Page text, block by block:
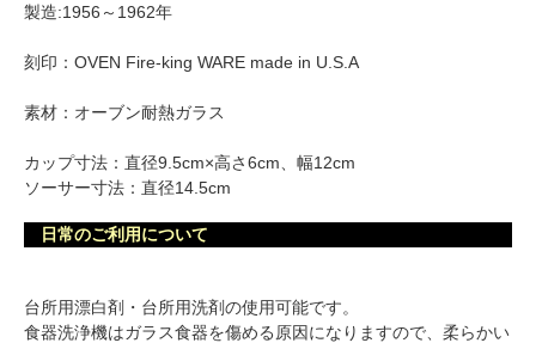
製造:1956～1962年
刻印：OVEN Fire-king WARE made in U.S.A
素材：オーブン耐熱ガラス
カップ寸法：直径9.5cm×高さ6cm、幅12cm
ソーサー寸法：直径14.5cm
日常のご利用について
台所用漂白剤・台所用洗剤の使用可能です。
食器洗浄機はガラス食器を傷める原因になりますので、柔らかい